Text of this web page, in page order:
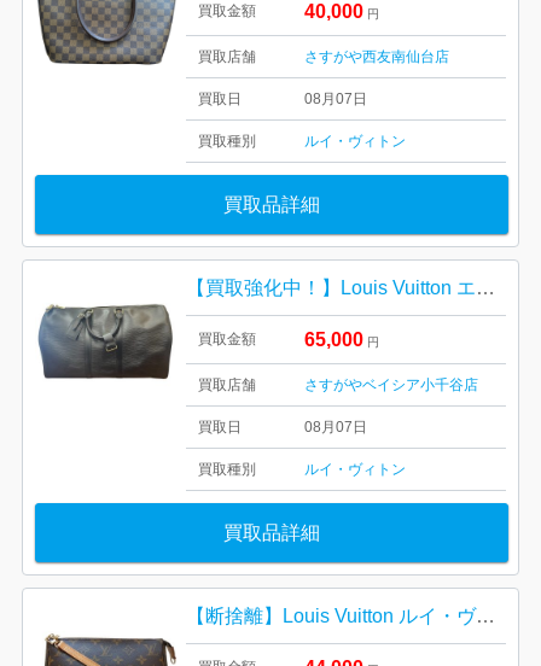
買取金額 40,000 円
買取店舗 さすがや西友南仙台店
買取日 08月07日
買取種別 ルイ・ヴィトン
買取品詳細
【買取強化中！】Louis Vuitton エピ キーポル50 ルイ・ヴィトン ブランドバッグ
買取金額 65,000 円
買取店舗 さすがやベイシア小千谷店
買取日 08月07日
買取種別 ルイ・ヴィトン
買取品詳細
【断捨離】Louis Vuitton ルイ・ヴィトン ポシェット・アクセソワール